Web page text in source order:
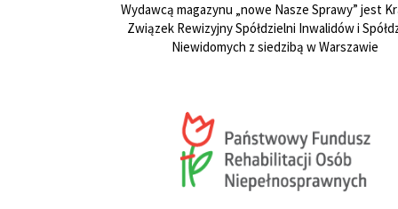
Wydawcą magazynu „nowe Nasze Sprawy” jest
Związek Rewizyjny Spółdzielni Inwalidów i
Niewidomych z siedzibą w Warszawie